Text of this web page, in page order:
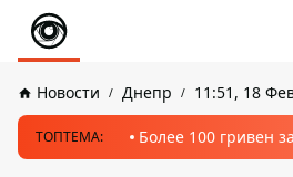
Новости Днепр 11:51, 18
ТОПТЕМА: Более 100 гривен